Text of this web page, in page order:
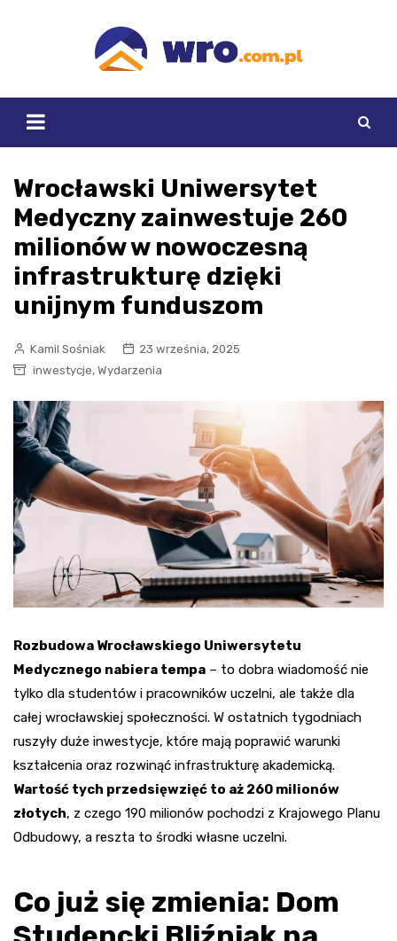
Wrocławski Uniwersytet
Medyczny zainwestuje 260
milionów w nowoczesną
infrastrukturę dzięki
unijnym funduszom
Kamil Sośniak
23 września, 2025
inwestycje, Wydarzenia
Rozbudowa Wrocławskiego Uniwersytetu
Medycznego nabiera tempa – to dobra wiadomość nie
tylko dla studentów i pracowników uczelni, ale także dla
całej wrocławskiej społeczności. W ostatnich tygodniach
ruszyły duże inwestycje, które mają poprawić warunki
kształcenia oraz rozwinąć infrastrukturę akademicką.
Wartość tych przedsięwzięć to aż 260 milionów
złotych, z czego 190 milionów pochodzi z Krajowego Planu
Odbudowy, a reszta to środki własne uczelni.
Co już się zmienia: Dom